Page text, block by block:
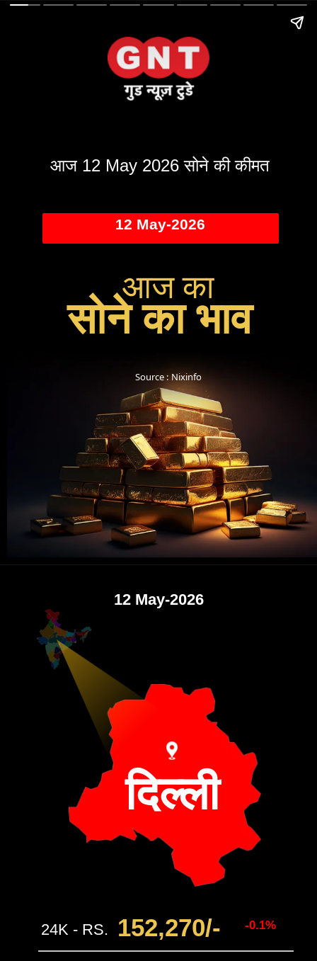
12 May-2026
आज 12 May 2026 सोने की कीमत
सोने का भाव
आज का
Source : Nixinfo
12 May-2026
24K - RS. -0.1%
152,270/-
दिल्ली